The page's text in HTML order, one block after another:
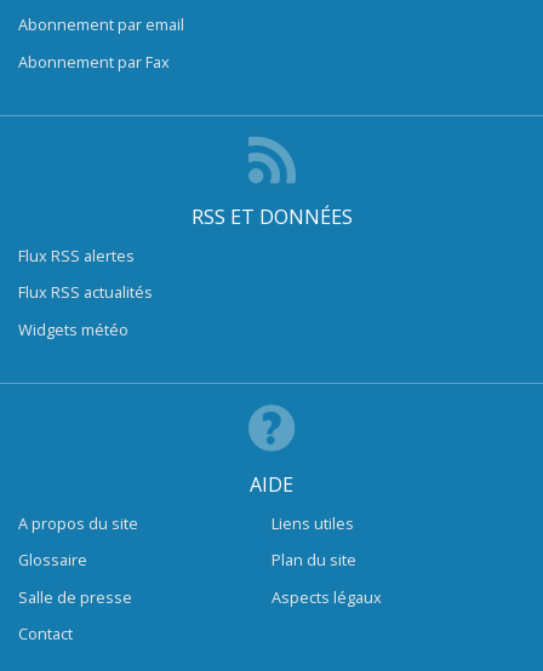
Abonnement par email
Abonnement par Fax
RSS ET DONNÉES
Flux RSS alertes
Flux RSS actualités
Widgets météo
AIDE
A propos du site
Glossaire
Salle de presse
Contact
Liens utiles
Plan du site
Aspects légaux